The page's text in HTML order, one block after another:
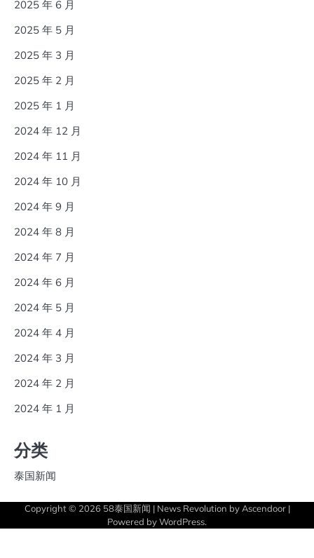
2025 年 6 月
2025 年 5 月
2025 年 3 月
2025 年 2 月
2025 年 1 月
2024 年 12 月
2024 年 11 月
2024 年 10 月
2024 年 9 月
2024 年 8 月
2024 年 7 月
2024 年 6 月
2024 年 5 月
2024 年 4 月
2024 年 3 月
2024 年 2 月
2024 年 1 月
分类
泰国新闻
Copyright © 2026 58泰国新闻 | News Revolution byAscendoor|
Powered byWordPress.